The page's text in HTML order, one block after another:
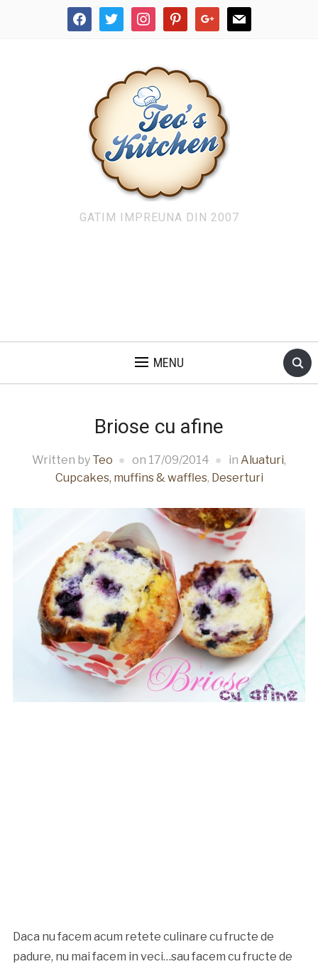
facebooktwitter instagrampinterestgoogle mail
GATIM IMPREUNA DIN 2007
MENU
Briose cu afine
Written by Teo on 17/09/2014 in Aluaturi,
Cupcakes, muffins & waffles, Deserturi
Daca nu facem acum retete culinare cu fructe de
padure, nu mai facem in veci…sau facem cu fructe de